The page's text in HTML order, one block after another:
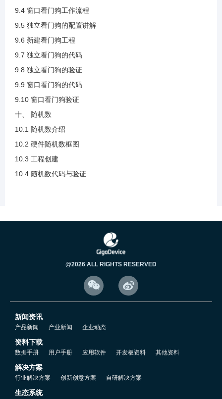
4.16 写数据代码实现.mp4
4.17 读数据代码实现.mp4
4.18 读写验证.mp4
5.2 RTC框图的时钟来源和校准.mp4
5.6 创建RTC工程.mp4
5.7 RTC代码配置.mp4
5.9 读取RTC时间.mp4
5.10 BCD码转10进制说明.mp4
9.4 窗口看门狗工作流程
9.5 独立看门狗的配置讲解
9.6 新建看门狗工程
9.7 独立看门狗的代码
9.8 独立看门狗的验证
9.9 窗口看门狗的代码
9.10 窗口看门狗验证
十、 随机数
10.1 随机数介绍
10.2 硬件随机数框图
10.3 工程创建
10.4 随机数代码与验证
@2026 ALL RIGHTS RESERVED
 
新闻资讯
产品新闻 产业新闻 企业动态
资料下载
数据手册 用户手册 应用软件 开发板资料 其他资料
解决方案
行业解决方案 创新创意方案 自研解决方案
生态系统